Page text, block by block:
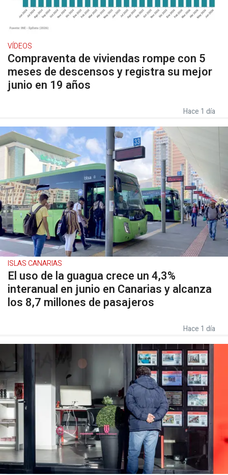
VÍDEOS
Compraventa de viviendas rompe con 5
meses de descensos y registra su mejor
junio en 19 años
Hace 1 día
ISLAS CANARIAS
El uso de la guagua crece un 4,3%
interanual en junio en Canarias y alcanza
los 8,7 millones de pasajeros
Hace 1 día